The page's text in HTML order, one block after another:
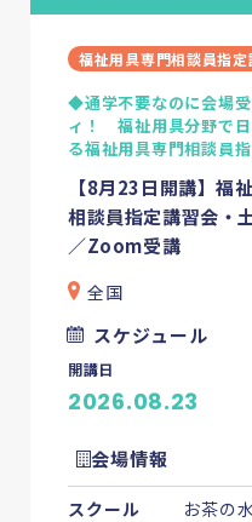
福祉用具専門相談員指定
◆通学不要なのに会場
ィ！ 福祉用具分野で
る福祉用具専門相談員
【8月23日開講】福
相談員指定講習会・
／Zoom受講
全国
スケジュール
開講日
2026.08.23
会場情報
スクール
お茶の